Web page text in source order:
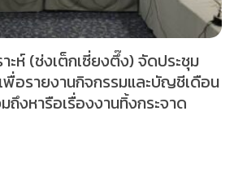
ะห์ (ช่งเต็กเซี่ยงตึ๊ง) จัดประชุม
อรายงานกิจกรรมและบัญชีเดือน
ถึงหารือเรื่องงานทิ้งกระจาด